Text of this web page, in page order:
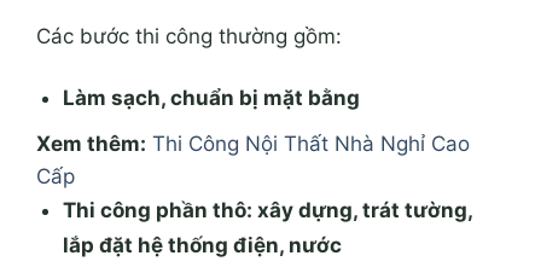
Các bước thi công thường gồm:
Làm sạch, chuẩn bị mặt bằng
Xem thêm: Thi Công Nội Thất Nhà Nghỉ Cao
Cấp
Thi công phần thô: xây dựng, trát tường,
lắp đặt hệ thống điện, nước